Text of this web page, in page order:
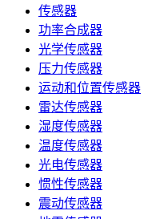
传感器
功率合成器
光学传感器
压力传感器
运动和位置传感器
雷达传感器
湿度传感器
温度传感器
光电传感器
惯性传感器
震动传感器